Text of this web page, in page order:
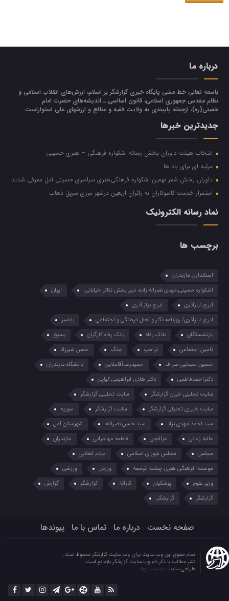
درباره ما
باسمه تعالی خط مشی پایگاه خبری گزارشگر بر اسلام، ارزش‌هاي انقلاب اسلامي و
نظام مقدس جمهوري اسلامي، قانون اسااسی ـ انديشه‌هاي حضرت امام
خميني(ره)، ازجمله پایبندی به ولايت فقيه و منافع و ارزشهاي ملي استواراست.
جدیدترین خبرها
انتخاب هیئت داوران بخش رسانه اشکواره فرهنگی‌ – هنری حسینی
مرثیه ای برای باد ها
داوران بخش شعر نهمین اشکواره فرهنگی‌هنری سراسری حسینی آمل معرفی شدند
استمرار خدمت کاسوکاران به زائران اربعین درشهر مرزی سرپل ذهاب
نماد رسانه الکترونیک
برچسب ها
استانداری مازندران
اشکواره حسینی،مهدی نصراله زاده، دبیر بخش تئاتر خیابانی،
ایران
ایرج نیازآذری
ایرج نیاز آذری
ایرج نیازآذری/ روزنامه نگار و فعال فرهنگی و اجتماعی
بابلسر
بازنشستگان
بانک رفاه بانک رفاه کارگران
بسیح
تامین اجتماعی
ترامپ جنگ
حسن شیرزاد
حسین سیمایی صراف
حمیدرضاآقاملایی
دانشگاه مازندران
دکتراحمدفاطمی
دکتر هادی ابراهیمی کیاپی
سایت تحلیلی خبری گزارشگر
سایت تحلیلی گزارشگر
سایت خبرری تحلیلی گزارشگر
سایت گزارشگر
سوریه
سید احمد مهدی نژاد
سید حسن نصرالله،
شهرستان آمل
عالیه زمانی
عراقچی فاطمه مهاجرانی
مازندران
مجلس
مجلس شورای اسلامی
مردم انقلابی
موسسه فرهنگی هنری چشمه توسعه
ورزش
ورزشی
وزیر علوم
پزشکیان کاراته کزارشگر
گزارش
گزارشگر
گزارشگر،
صفحه نخست درباره ما تماس با ما پیوندها
تمام حقوق این وب سایت برای وب سایت گزارشگر محفوظ است.
نشر مطالب با ذکر نام وب سایت گزارشگر بلامانع است.
طراحی سایت : سایت پویا